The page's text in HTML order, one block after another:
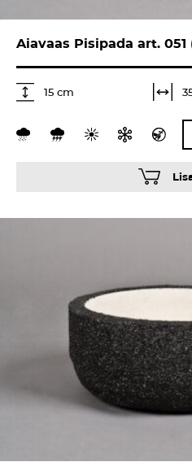
Aiavaas Pisipada art.
15 cm